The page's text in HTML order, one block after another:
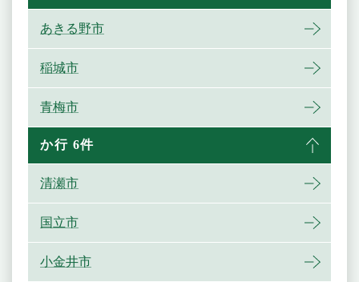
あきる野市
稲城市
青梅市
か行 6件
清瀬市
国立市
小金井市